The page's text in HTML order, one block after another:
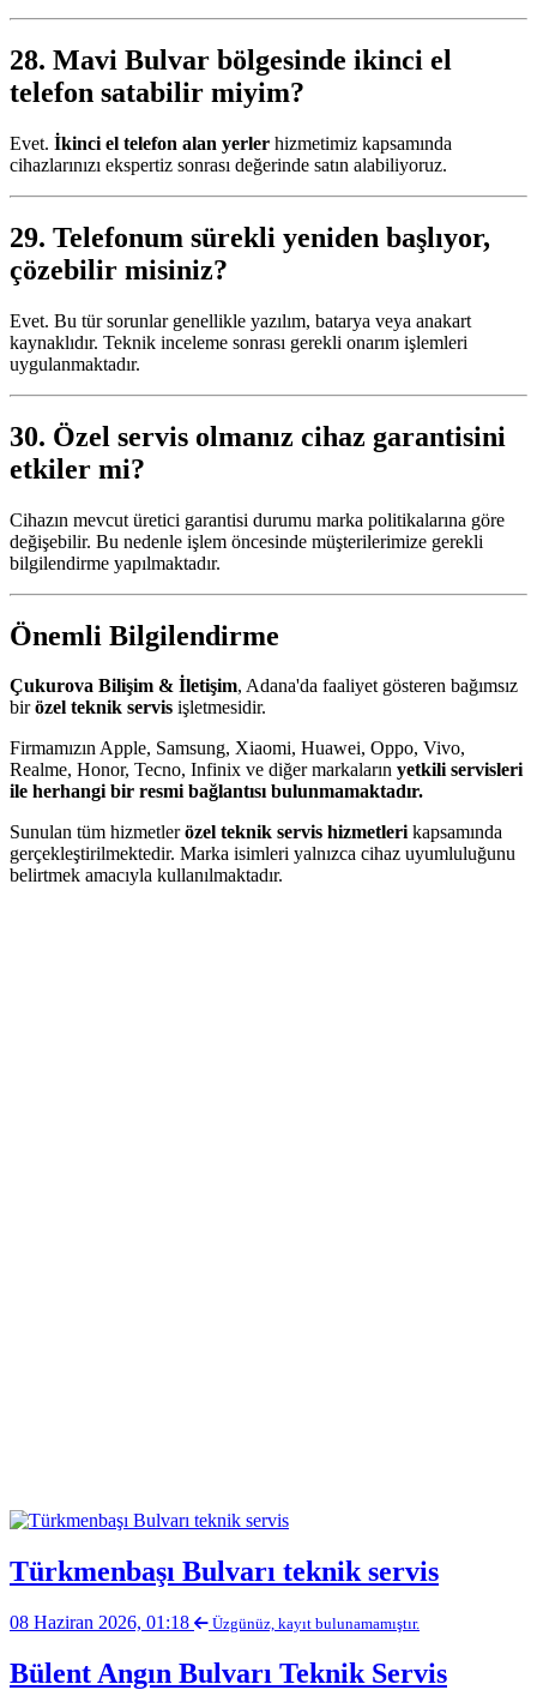
28. Mavi Bulvar bölgesinde ikinci el
telefon satabilir miyim?
Evet. İkinci el telefon alan yerler hizmetimiz kapsamında
cihazlarınızı ekspertiz sonrası değerinde satın alabiliyoruz.
29. Telefonum sürekli yeniden başlıyor,
çözebilir misiniz?
Evet. Bu tür sorunlar genellikle yazılım, batarya veya anakart
kaynaklıdır. Teknik inceleme sonrası gerekli onarım işlemleri
uygulanmaktadır.
30. Özel servis olmanız cihaz garantisini
etkiler mi?
Cihazın mevcut üretici garantisi durumu marka politikalarına göre
değişebilir. Bu nedenle işlem öncesinde müşterilerimize gerekli
bilgilendirme yapılmaktadır.
Önemli Bilgilendirme
Çukurova Bilişim & İletişim, Adana'da faaliyet gösteren bağımsız
birözel teknik servis işletmesidir.
Firmamızın Apple, Samsung, Xiaomi, Huawei, Oppo, Vivo,
Realme, Honor, Tecno, Infinix ve diğer markaların yetkili servisleri
ile herhangi bir resmi bağlantısı bulunmamaktadır.
Sunulan tüm hizmetlerözel teknik servis hizmetlerikapsamında
gerçekleştirilmektedir. Marka isimleri yalnızca cihaz uyumluluğunu
belirtmek amacıyla kullanılmaktadır.
Türkmenbaşı Bulvarı teknik servis
08 Haziran 2026, 01:18 Üzgünüz, kayıt bulunamamıştır.
Bülent Angın Bulvarı Teknik Servis